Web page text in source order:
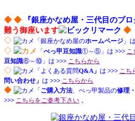
◆ ◆ 『銀座かなめ屋・三代目のブロ
難う御座います
◆
◇
「銀座かなめ屋のホームページ 」は
◇ 「 べっ甲豆知識①～⑤」は >>> こ
豆知識⑥～⑩」は >>> こちらから
◇ 「よくある質問Q&A」 は >>> こち
問い合わせ」 は >>> こちらから
◆ 「 ご購入方法、べっ甲製品の修理
>>> こちらをご参考下さい 。